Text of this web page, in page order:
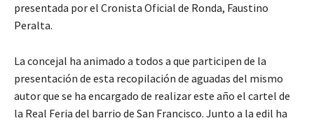
presentada por el Cronista Oficial de Ronda, Faustino
Peralta.
La concejal ha animado a todos a que participen de la
presentación de esta recopilación de aguadas del mismo
autor que se ha encargado de realizar este año el cartel de
la Real Feria del barrio de San Francisco. Junto a la edil ha